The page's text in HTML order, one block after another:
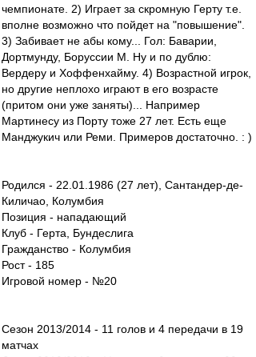
чемпионате. 2) Играет за скромную Герту т.е.
вполне возможно что пойдет на "повышение".
3) Забивает не абы кому... Гол: Баварии,
Дортмунду, Боруссии М. Ну и по дублю:
Вердеру и Хоффенхайму. 4) Возрастной игрок,
но другие неплохо играют в его возрасте
(притом они уже заняты)... Например
Мартинесу из Порту тоже 27 лет. Есть еще
Манджукич или Реми. Примеров достаточно. : )
Родился - 22.01.1986 (27 лет), Сантандер-де-
Киличао, Колумбия
Позиция - нападающий
Клуб - Герта, Бундеслига
Гражданство - Колумбия
Рост - 185
Игровой номер - №20
Сезон 2013/2014 - 11 голов и 4 передачи в 19
матчах